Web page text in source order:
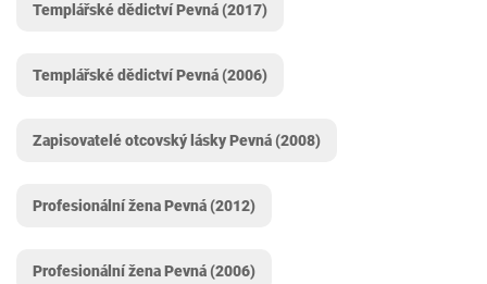
Templářské dědictví Pevná (2017)
Templářské dědictví Pevná (2006)
Zapisovatelé otcovský lásky Pevná (2008)
Profesionální žena Pevná (2012)
Profesionální žena Pevná (2006)